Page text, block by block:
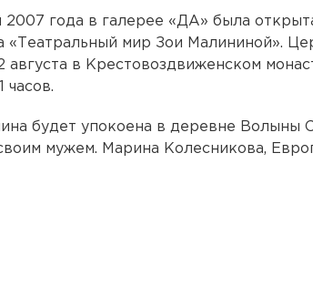
2007 года в галерее «ДА» была
«Театральный мир Зои Малининой».
августа в Крестовоздвиженском
часов.
будет упокоена в деревне Волыны
мужем. Марина Колесникова,